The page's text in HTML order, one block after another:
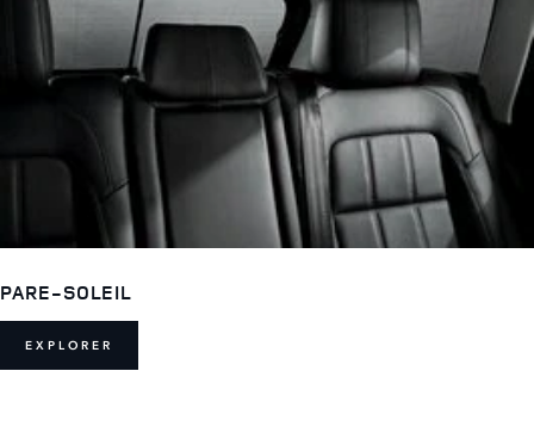
PARE-SOLEIL
EXPLORER